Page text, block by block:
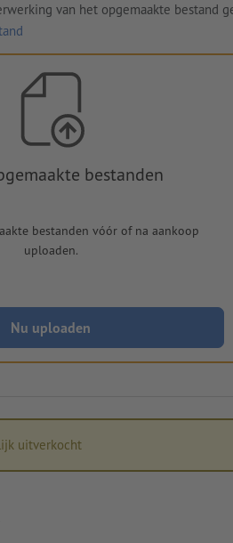
van het opgemaakte bestand
bestanden
bestanden vóór of na aankoop
uploaden.
Nu uploaden
uitverkocht